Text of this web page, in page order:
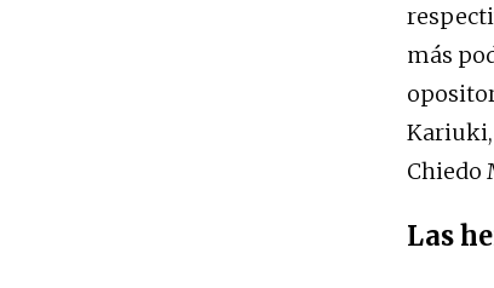
más
Chiedo
Las